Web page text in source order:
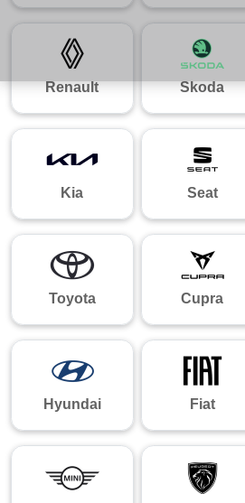
Renault Skoda
Kia Seat
Toyota Cupra
Hyundai Fiat